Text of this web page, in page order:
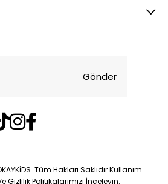
Gönder
Tüm Hakları Saklıdır Kullanım
Gizlilik Politikalarımızı İnceleyin.